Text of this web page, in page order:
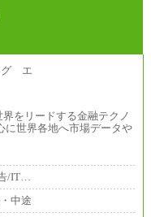
をリードする金融テクノ
に世界各地へ市場データや
/IT…
中途